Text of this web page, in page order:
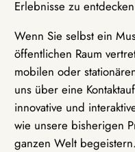
Erlebnisse zu
Wenn Sie selbst ein
öffentlichen Raum
mobilen oder
uns über eine
innovative und
wie unsere bisherigen
ganzen Welt begeistern.